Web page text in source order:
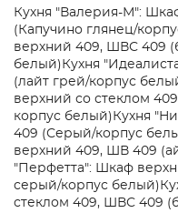
Кухня "Валерия-М":
(Капучино глянец/
верхний 409, ШВС 409
белый) Кухня
(лайт грей/корпус
верхний со стеклом
корпус белый) Кухня
409 (Серый/корпус
верхний 409, ШВ 409
"Перфетта": Шкаф
серый/корпус белый)
стеклом 409, ШВС 409